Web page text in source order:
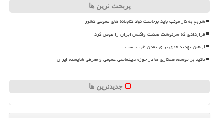
پربحث ترین ها
شروع به کار موکب باید برخاست نهاد کتابخانه های عمومی کشور
قراردادی که سرنوشت صنعت واکسن ایران را عوض کرد
اربعین تهدید جدی برای تمدن غرب است
تاکید بر توسعه همکاری ها در حوزه دیپلماسی عمومی و معرفی شایسته ایران
جدیدترین ها